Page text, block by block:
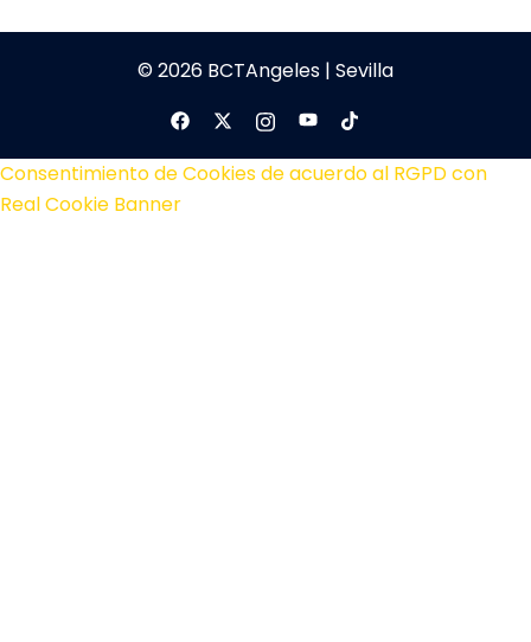
© 2026 BCTAngeles | Sevilla
Consentimiento de Cookies de acuerdo al RGPD con
Real Cookie Banner